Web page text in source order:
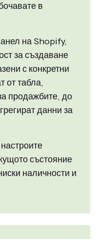
в
на Shopify,
за създаване
с конкретни
от табла,
продажбите, до
данни за
състояние
наличности и